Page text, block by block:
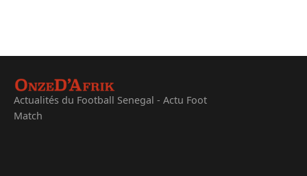
Actualités du Football Senegal - Actu Foot
Match